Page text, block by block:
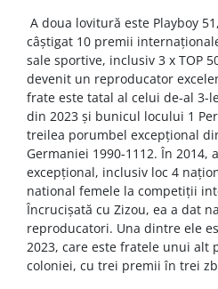
A doua lovitură este Playboy
câștigat 10 premii
sale sportive, inclusiv 3 x TOP
devenit un reproducator
frate este tatal al celui de-al 3-
din 2023 și bunicul locului 1
treilea porumbel excepțional
Germaniei 1990-1112. În 2014,
excepțional, inclusiv loc 4
national femele la competiții
Încrucișată cu Zizou, ea a dat
reproducatori. Una dintre ele
2023, care este fratele unui alt
coloniei, cu trei premii în trei